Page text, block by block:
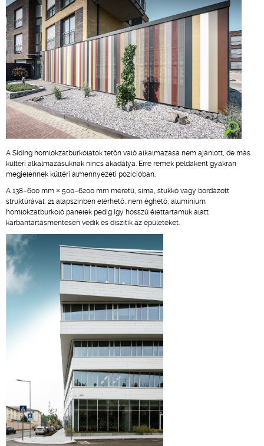
A Siding homlokzatburkolatok tetőn való alkalmazása nem ajánlott, de más
kültéri alkalmazásuknak nincs akadálya. Erre remek példaként gyakran
megjelennek kültéri álmennyezeti pozícióban.
A 138–600 mm × 500–6200 mm méretű, sima, stukkó vagy bordázott
struktúrával, 21 alapszínben elérhető, nem éghető, alumínium
homlokzatburkoló panelek pedig így hosszú élettartamuk alatt
karbantartásmentesen védik és díszítik az épületeket.